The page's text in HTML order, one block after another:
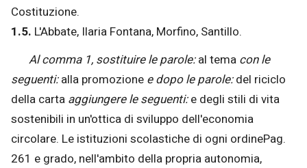
Costituzione.
1.5. L'Abbate, Ilaria Fontana, Morfino, Santillo.
Al comma 1, sostituire le parole:al tema con le
seguenti:alla promozione e dopo le parole:del riciclo
della carta aggiungere le seguenti:e degli stili di vita
sostenibili in un'ottica di sviluppo dell'economia
circolare. Le istituzioni scolastiche di ogni ordinePag.
261 e grado, nell'ambito della propria autonomia,